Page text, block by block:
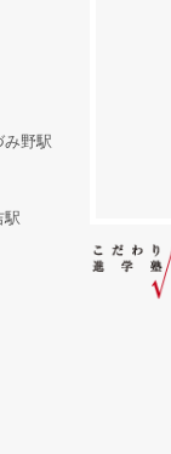
み野駅
駅